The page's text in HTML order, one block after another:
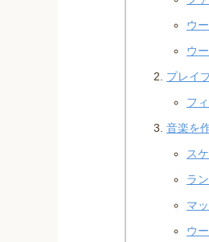
ウ
ウ
プレイ
フ
音楽を
ス
ラ
マ
ウ